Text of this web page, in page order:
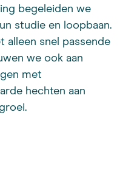
begeleiden we
studie en loopbaan.
alleen snel passende
we ook aan
met
hechten aan